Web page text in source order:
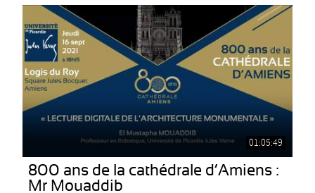
01:05:49
800 ans de la cathédrale d’Amiens :
Mr Mouaddib